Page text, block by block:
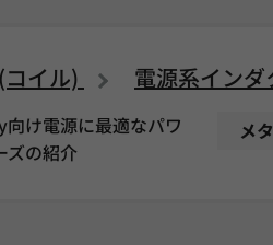
イル) 電源系インダ
け電源に最適なパワ
ズの紹介
メ